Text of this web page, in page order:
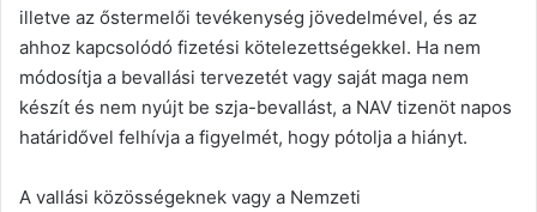
illetve az őstermelői tevékenység jövedelmével, és az
ahhoz kapcsolódó fizetési kötelezettségekkel. Ha nem
módosítja a bevallási tervezetét vagy saját maga nem
készít és nem nyújt be szja-bevallást, a NAV tizenöt napos
határidővel felhívja a figyelmét, hogy pótolja a hiányt.
A vallási közösségeknek vagy a Nemzeti